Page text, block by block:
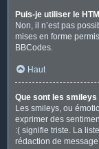
Puis-je utiliser le
Non, il n’est pas
mises en forme
BBCodes.
Haut
Que sont les smileys
Les smileys, ou
exprimer des
:( signifie triste. La
rédaction de